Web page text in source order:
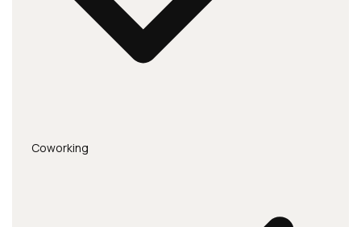
Coworking